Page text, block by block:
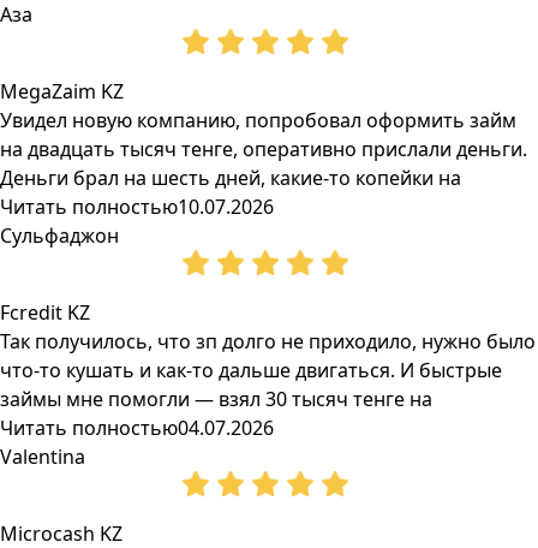
Аза
MegaZaim KZ
Увидел новую компанию, попробовал оформить займ
на двадцать тысяч тенге, оперативно прислали деньги.
Деньги брал на шесть дней, какие-то копейки на
Читать полностью10.07.2026
Сульфаджон
Fcredit KZ
Так получилось, что зп долго не приходило, нужно было
что-то кушать и как-то дальше двигаться. И быстрые
займы мне помогли — взял 30 тысяч тенге на
Читать полностью04.07.2026
Valentina
Microcash KZ